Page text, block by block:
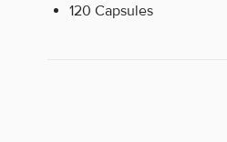
120 Capsules
Applied Nutrition
Neem dagelijks één